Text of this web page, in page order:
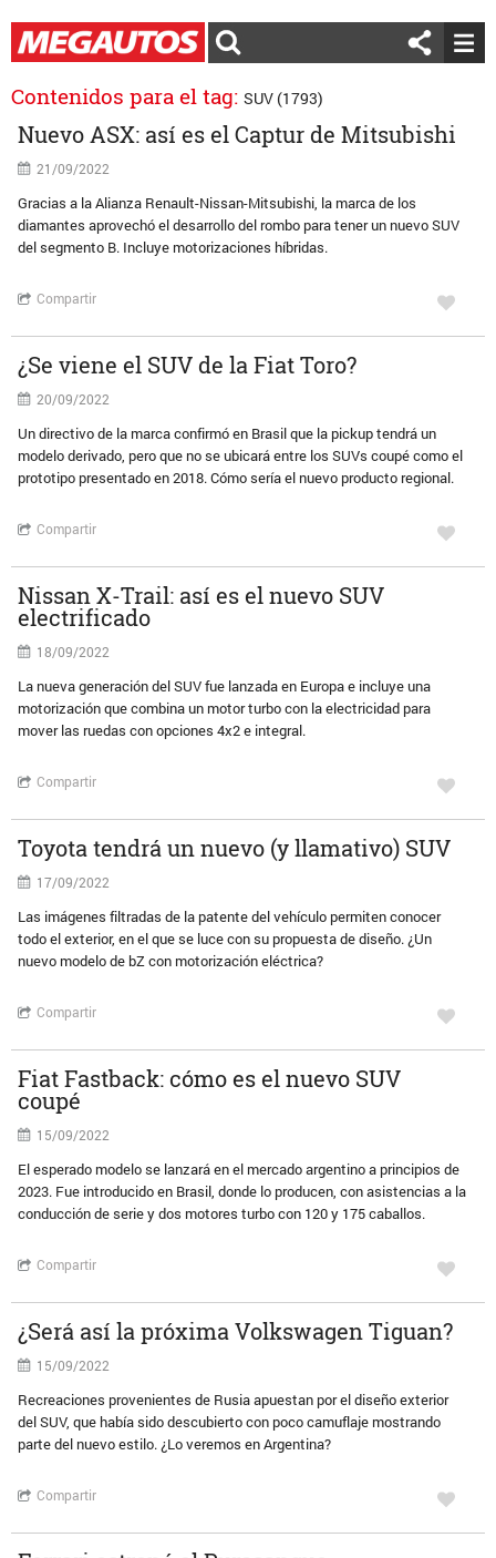
Contenidos para el tag: SUV (1793)
Nuevo ASX: así es el Captur de Mitsubishi
21/09/2022
Gracias a la Alianza Renault-Nissan-Mitsubishi, la marca de los
diamantes aprovechó el desarrollo del rombo para tener un nuevo SUV
del segmento B. Incluye motorizaciones híbridas.
Compartir
¿Se viene el SUV de la Fiat Toro?
20/09/2022
Un directivo de la marca confirmó en Brasil que la pickup tendrá un
modelo derivado, pero que no se ubicará entre los SUVs coupé como el
prototipo presentado en 2018. Cómo sería el nuevo producto regional.
Compartir
Nissan X-Trail: así es el nuevo SUV
electrificado
18/09/2022
La nueva generación del SUV fue lanzada en Europa e incluye una
motorización que combina un motor turbo con la electricidad para
mover las ruedas con opciones 4x2 e integral.
Compartir
Toyota tendrá un nuevo (y llamativo) SUV
17/09/2022
Las imágenes filtradas de la patente del vehículo permiten conocer
todo el exterior, en el que se luce con su propuesta de diseño. ¿Un
nuevo modelo de bZ con motorización eléctrica?
Compartir
Fiat Fastback: cómo es el nuevo SUV
coupé
15/09/2022
El esperado modelo se lanzará en el mercado argentino a principios de
2023. Fue introducido en Brasil, donde lo producen, con asistencias a la
conducción de serie y dos motores turbo con 120 y 175 caballos.
Compartir
¿Será así la próxima Volkswagen Tiguan?
15/09/2022
Recreaciones provenientes de Rusia apuestan por el diseño exterior
del SUV, que había sido descubierto con poco camuflaje mostrando
parte del nuevo estilo. ¿Lo veremos en Argentina?
Compartir